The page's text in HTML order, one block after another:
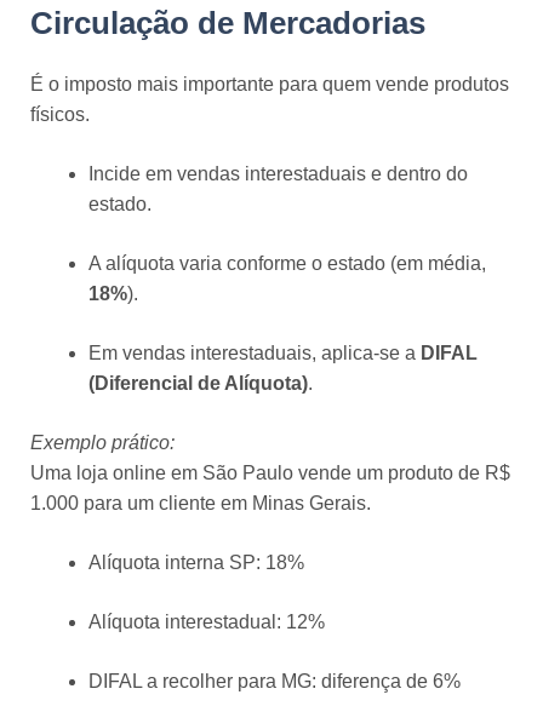
Circulação de Mercadorias
É o imposto mais importante para quem vende produtos
físicos.
Incide em vendas interestaduais e dentro do
estado.
A alíquota varia conforme o estado (em média,
18%).
Em vendas interestaduais, aplica-se a DIFAL
(Diferencial de Alíquota).
Exemplo prático:
Uma loja online em São Paulo vende um produto de R$
1.000 para um cliente em Minas Gerais.
Alíquota interna SP: 18%
Alíquota interestadual: 12%
DIFAL a recolher para MG: diferença de 6%